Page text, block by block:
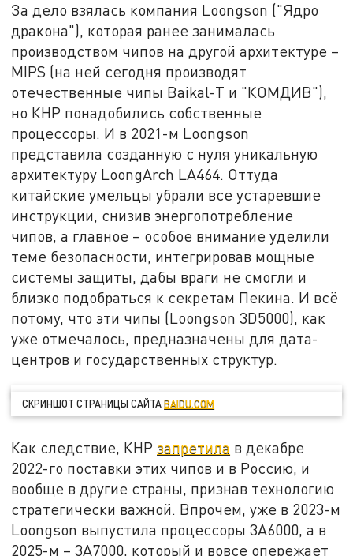
За дело взялась компания Loongson ("Ядро
дракона"), которая ранее занималась
производством чипов на другой архитектуре –
MIPS (на ней сегодня производят
отечественные чипы Baikal-T и "КОМДИВ"),
но КНР понадобились собственные
процессоры. И в 2021-м Loongson
представила созданную с нуля уникальную
архитектуру LoongArch LA464. Оттуда
китайские умельцы убрали все устаревшие
инструкции, снизив энергопотребление
чипов, а главное – особое внимание уделили
теме безопасности, интегрировав мощные
системы защиты, дабы враги не смогли и
близко подобраться к секретам Пекина. И всё
потому, что эти чипы (Loongson 3D5000), как
уже отмечалось, предназначены для дата-
центров и государственных структур.
СКРИНШОТ СТРАНИЦЫ САЙТАBAIDU.COM
Как следствие, КНР запретила в декабре
2022-го поставки этих чипов и в Россию, и
вообще в другие страны, признав технологию
стратегически важной. Впрочем, уже в 2023-м
Loongson выпустила процессоры 3A6000, а в
2025-м – 3A7000, который и вовсе опережает